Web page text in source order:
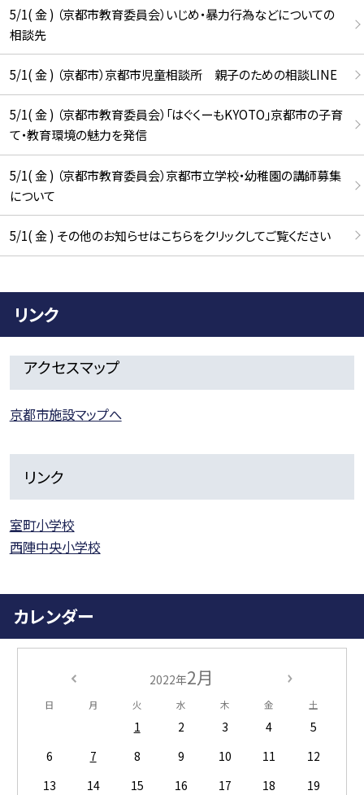
5/1( 金 ) （京都市教育委員会）いじめ・暴力行為などについての
相談先
5/1( 金 ) （京都市）京都市児童相談所 親子のための相談LINE
5/1( 金 ) （京都市教育委員会）「はぐくーもKYOTO」京都市の子育
て・教育環境の魅力を発信
5/1( 金 ) （京都市教育委員会）京都市立学校・幼稚園の講師募集
について
5/1( 金 ) その他のお知らせはこちらをクリックしてご覧ください
リンク
アクセスマップ
京都市施設マップへ
リンク
室町小学校
西陣中央小学校
カレンダー
2022年2月
日 月 火 水 木 金 土
1 2 3 4
5
6
7 8 9 10 11
12
13
14 15 16 17 18
19